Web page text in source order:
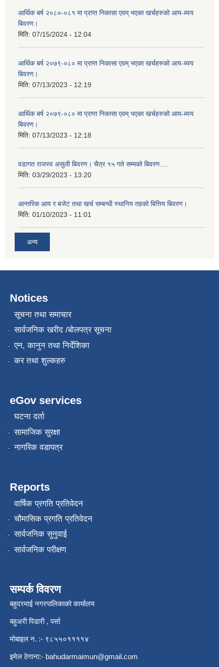
आर्थिक बर्ष २०८०-०८१ मा प्राप्त निकासा एवम् भएका खर्चहरुको आय-ब्यय
बिवरण।
मिति: 07/15/2024 - 12:04
आर्थिक बर्ष २०७९-०८० मा प्राप्त निकासा एवम् भएका खर्चहरुको आय-ब्यय
बिवरण।
मिति: 07/13/2023 - 12:19
आर्थिक बर्ष २०७९-०८० मा प्राप्त निकासा एवम् भएका खर्चहरुको आय-ब्यय
बिवरण।
मिति: 07/13/2023 - 12:18
वडागत राजस्व असुली बिवरण। चैत्र १५ गते सम्मको बिवरण....
मिति: 03/29/2023 - 13:20
आन्तरिक आय र बजेट तथा खर्च सम्बन्धी स्थानिय तहको बित्तिय बिवरण।
मिति: 01/10/2023 - 11:01
अन्य
Notices
सूचना तथा समाचार
सार्वजनिक खरीद /बोलपत्र सूचना
एन, कानुन तथा निर्देशिका
कर तथा शुल्कहरु
eGov services
घटना दर्ता
सामाजिक सुरक्षा
नागरिक वडापत्र
Reports
वार्षिक प्रगति प्रतिवेदन
चौमासिक प्रगति प्रतिवेदन
सार्वजनिक सुनुवाई
सार्वजनिक परीक्षण
सम्पर्क विवरण
बहुदरमाई नगरपालिकाको कार्यालय
बहुअरी पिडारी , पर्सा
मोबाइल न. :- ९८५५०११११४
इमेल ठेगाना:- bahudarmaimun@gmail.com